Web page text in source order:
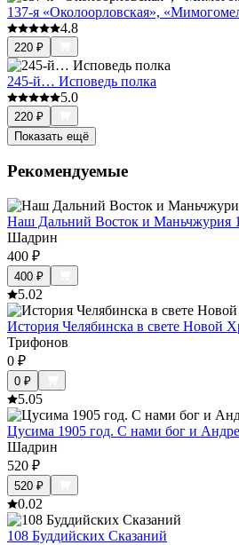
137-я «Околоорловская»,
4.8
220 ₽
245-й… Исповедь полка
5.0
220 ₽
Показать ещё
Рекомендуемые
Наш Дальний Восток и Маньчжурия
Шадрин
400 ₽
400 ₽
5.02
История Челябинска в свете Новой
Трифонов
0 ₽
0 ₽
5.05
Цусима 1905 год. С нами бог и
Шадрин
520 ₽
520 ₽
0.02
108 Буддийских Сказаний